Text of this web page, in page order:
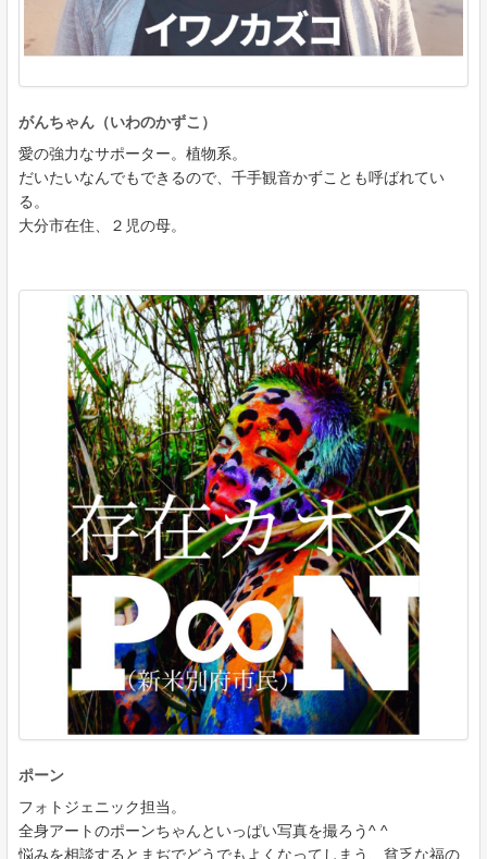
がんちゃん（いわのかずこ）
愛の強力なサポーター。植物系。
だいたいなんでもできるので、千手観音かずことも呼ばれてい
る。
大分市在住、２児の母。
ポーン
フォトジェニック担当。
全身アートのポーンちゃんといっぱい写真を撮ろう^ ^
悩みを相談するとまぢでどうでもよくなってしまう、貧乏な福の